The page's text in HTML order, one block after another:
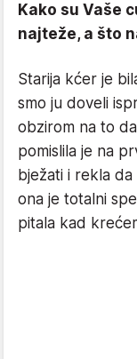
Kako su Vaše
najteže, a što
Starija kćer je
smo ju doveli
obzirom na to
pomislila je na
bježati i rekla
ona je totalni
pitala kad